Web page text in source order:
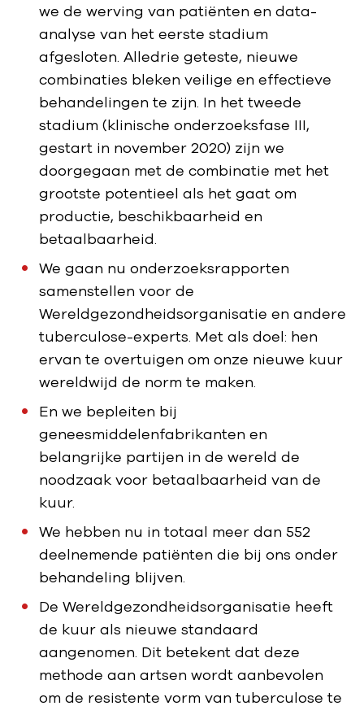
we de werving van patiënten en data-
analyse van het eerste stadium
afgesloten. Alledrie geteste, nieuwe
combinaties bleken veilige en effectieve
behandelingen te zijn. In het tweede
stadium (klinische onderzoeksfase III,
gestart in november 2020) zijn we
doorgegaan met de combinatie met het
grootste potentieel als het gaat om
productie, beschikbaarheid en
betaalbaarheid.
We gaan nu onderzoeksrapporten
samenstellen voor de
Wereldgezondheidsorganisatie en andere
tuberculose-experts. Met als doel: hen
ervan te overtuigen om onze nieuwe kuur
wereldwijd de norm te maken.
En we bepleiten bij
geneesmiddelenfabrikanten en
belangrijke partijen in de wereld de
noodzaak voor betaalbaarheid van de
kuur.
We hebben nu in totaal meer dan 552
deelnemende patiënten die bij ons onder
behandeling blijven.
De Wereldgezondheidsorganisatie heeft
de kuur als nieuwe standaard
aangenomen. Dit betekent dat deze
methode aan artsen wordt aanbevolen
om de resistente vorm van tuberculose te